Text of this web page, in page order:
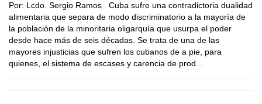
Por: Lcdo. Sergio Ramos Cuba sufre una contradictoria dualidad
alimentaria que separa de modo discriminatorio a la mayoría de
la población de la minoritaria oligarquía que usurpa el poder
desde hace más de seis décadas. Se trata de una de las
mayores injusticias que sufren los cubanos de a pie, para
quienes, el sistema de escases y carencia de prod...